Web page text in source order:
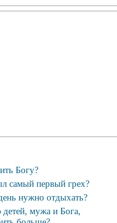
Богу?
самый первый грех?
нужно отдыхать?
мужа и Бога,